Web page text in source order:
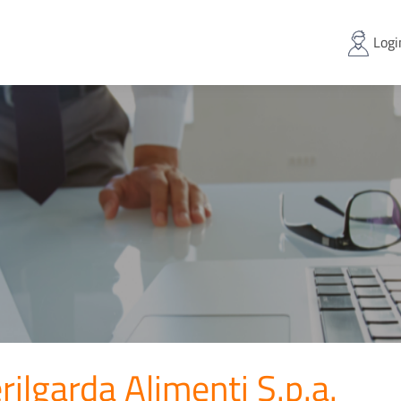
Alimenti S.p.a.